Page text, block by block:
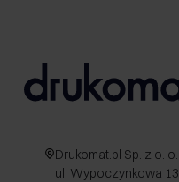
Drukomat.pl Sp. z o. o.
ul. Wypoczynkowa 13